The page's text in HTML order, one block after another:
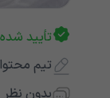
تأیید
تیم
بدون نظر